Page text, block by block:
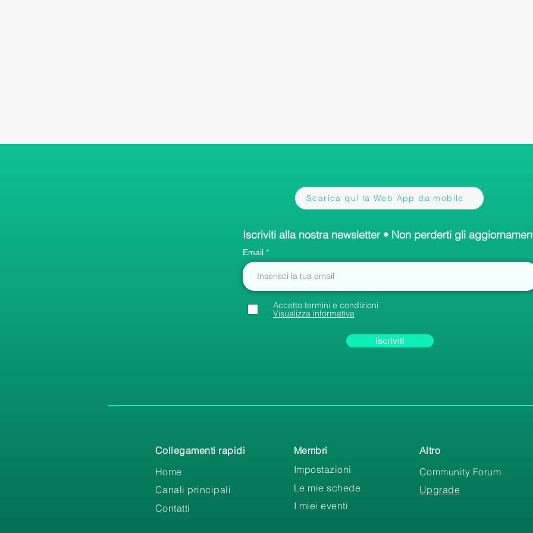
Scarica qui la Web App da mobile
Iscriviti alla nostra newsletter • Non perderti gli
Email
Accetto termini e condizioni
Visualizza informativa
Iscriviti
Collegamenti rapidi
Home
Canali principali
Contatti
Membri
Impostazioni
Le mie schede
I miei eventi
Altro
Community Forum
Upgrade